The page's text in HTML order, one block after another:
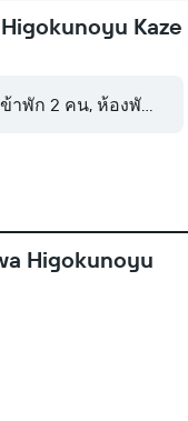
Kaze
ข้าพัก 2 คน, ห้องพัก 1 ห้
Higokunoyu